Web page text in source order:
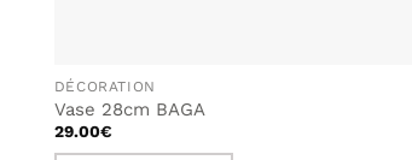
DÉCORATION
Vase 28cm BAGA
29.00€